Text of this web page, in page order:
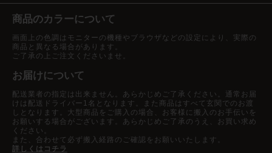
商品のカラーについて
画面上の色調はモニターの機種やブラウザなどの設定により、実際の
商品と異なる場合があります。
ご了承の上ご注文くださいませ。
お届けについて
配送業者の指定は出来ません。あらかじめご了承ください。通常お届
けは配送ドライバー1名となります。また商品はすべて玄関でのお渡
しとなります。大型商品をご購入の場合、お客様に搬入のお手伝いを
お願いする場合がございます。あらかじめご了承のうえ、お買い求め
ください。
また、合わせて必ず搬入経路のご確認をお願いいたします。
詳しくはコチラ